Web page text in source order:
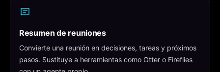
Resumen de reuniones
Convierte una reunión en decisiones, tareas y próximos
pasos. Sustituye a herramientas como Otter o Fireflies